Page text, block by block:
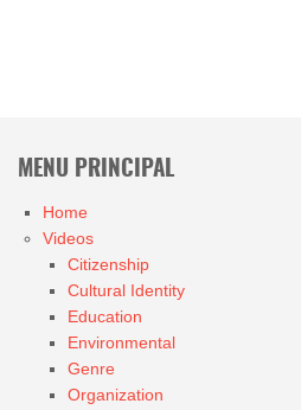
MENU PRINCIPAL
Home
Videos
Citizenship
Cultural Identity
Education
Environmental
Genre
Organization